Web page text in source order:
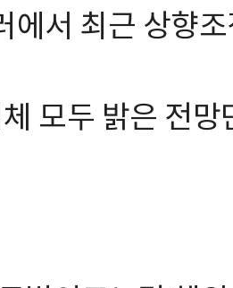
에서 최근 상향
모두 밝은 전